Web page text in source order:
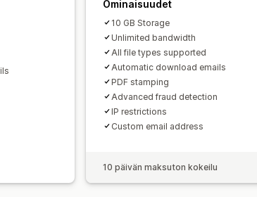
Ominaisuudet
10 GB Storage
Unlimited bandwidth
All file types supported
Automatic download emails
PDF stamping
Advanced fraud detection
IP restrictions
Custom email address
10 päivän maksuton kokeilu